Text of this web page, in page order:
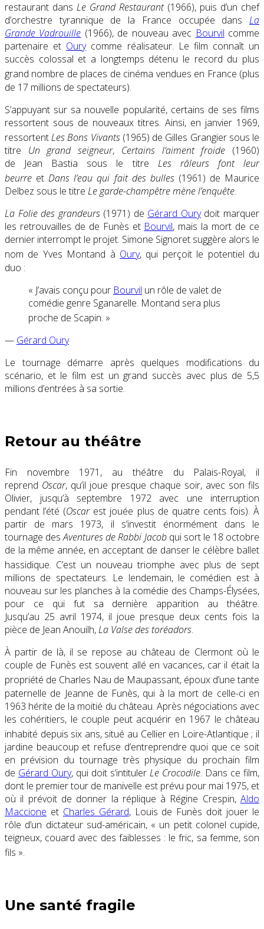
restaurant dans Le Grand Restaurant (1966), puis d’un chef
d’orchestre tyrannique de la France occupée dans La
Grande Vadrouille (1966), de nouveau avec Bourvil comme
partenaire et Ourycomme réalisateur. Le film connaît un
succès colossal et a longtemps détenu le record du plus
grand nombre de places de cinéma vendues en France (plus
de 17 millions de spectateurs).
S’appuyant sur sa nouvelle popularité, certains de ses films
ressortent sous de nouveaux titres. Ainsi, en janvier 1969,
ressortentLes Bons Vivants(1965) de Gilles Grangier sous le
titre Un grand seigneur, Certains l’aiment froide (1960)
de Jean Bastia sous le titre Les râleurs font leur
beurre et Dans l’eau qui fait des bulles(1961) de Maurice
Delbez sous le titre Le garde-champêtre mène l’enquête.
La Folie des grandeurs(1971) de Gérard Ourydoit marquer
les retrouvailles de de Funès et Bourvil, mais la mort de ce
dernier interrompt le projet. Simone Signoret suggère alors le
nom de Yves Montand à Oury, qui perçoit le potentiel du
duo :
« J’avais conçu pour Bourvil un rôle de valet de
comédie genre Sganarelle. Montand sera plus
proche de Scapin. »
— Gérard Oury
Le tournage démarre après quelques modifications du
scénario, et le film est un grand succès avec plus de 5,5
millions d’entrées à sa sortie.
Retour au théâtre
Fin novembre 1971, au théâtre du Palais-Royal, il
reprend Oscar, qu’il joue presque chaque soir, avec son fils
Olivier, jusqu’à septembre 1972 avec une interruption
pendant l’été (Oscarest jouée plus de quatre cents fois). À
partir de mars 1973, il s’investit énormément dans le
tournage desAventures de Rabbi Jacobqui sort le 18 octobre
de la même année, en acceptant de danser le célèbre ballet
hassidique. C’est un nouveau triomphe avec plus de sept
millions de spectateurs. Le lendemain, le comédien est à
nouveau sur les planches à la comédie des Champs-Élysées,
pour ce qui fut sa dernière apparition au théâtre.
Jusqu’au 25 avril 1974, il joue presque deux cents fois la
pièce de Jean Anouilh,La Valse des toréadors.
À partir de là, il se repose au château de Clermont où le
couple de Funès est souvent allé en vacances, car il était la
propriété de Charles Nau de Maupassant, époux d’une tante
paternelle de Jeanne de Funès, qui à la mort de celle-ci en
1963 hérite de la moitié du château. Après négociations avec
les cohéritiers, le couple peut acquérir en 1967 le château
inhabité depuis six ans, situé au Cellier en Loire-Atlantique ; il
jardine beaucoup et refuse d’entreprendre quoi que ce soit
en prévision du tournage très physique du prochain film
de Gérard Oury, qui doit s’intituler Le Crocodile. Dans ce film,
dont le premier tour de manivelle est prévu pour mai 1975, et
où il prévoit de donner la réplique à Régine Crespin, Aldo
Maccione et Charles Gérard, Louis de Funès doit jouer le
rôle d’un dictateur sud-américain, « un petit colonel cupide,
teigneux, couard avec des faiblesses : le fric, sa femme, son
fils ».
Une santé fragile